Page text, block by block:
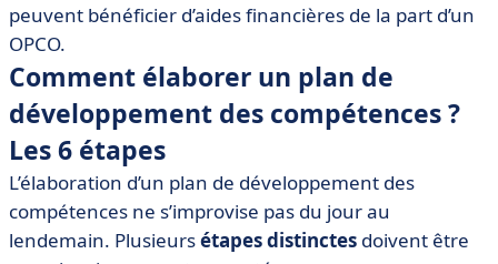
peuvent bénéficier d’aides financières de la part d’un
OPCO.
Comment élaborer un plan de
développement des compétences ?
Les 6 étapes
L’élaboration d’un plan de développement des
compétences ne s’improvise pas du jour au
lendemain. Plusieursétapes distinctes doivent être